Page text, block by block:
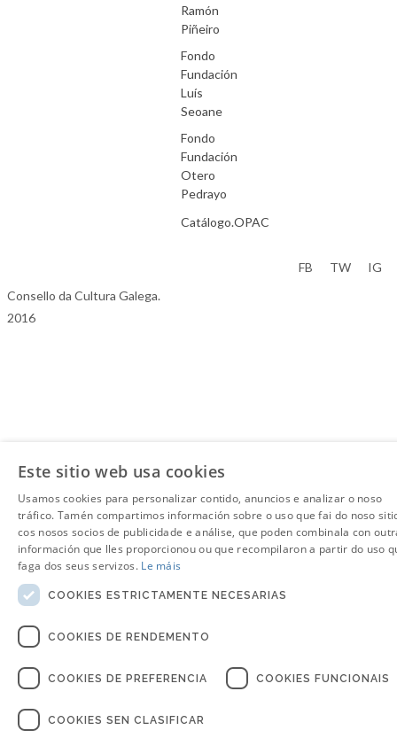
Ramón
Piñeiro
Fondo
Fundación
Luís
Seoane
Fondo
Fundación
Otero
Pedrayo
Catálogo.OPAC
Consello da Cultura Galega.
2016
FB TW IG
Este sitio web usa cookies
Usamos cookies para personalizar contido, anuncios e analizar o noso
tráfico. Tamén compartimos información sobre o uso que fai do noso
cos nosos socios de publicidade e análise, que poden combinala con
información que lles proporcionou ou que recompilaron a partir do uso
faga dos seus servizos. Le máis
COOKIES ESTRICTAMENTE NECESARIAS
COOKIES DE RENDEMENTO
COOKIES DE PREFERENCIA COOKIES FUNCIONAIS
COOKIES SEN CLASIFICAR